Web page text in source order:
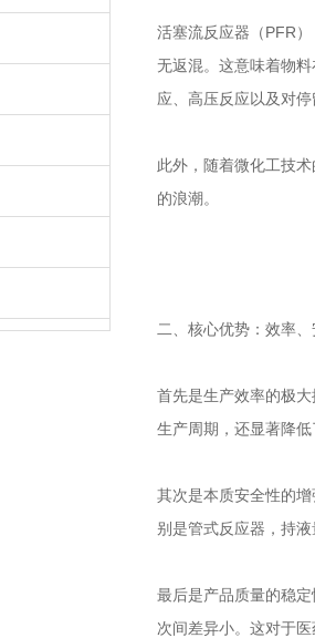
活塞流反应器（PFR
无返混。这意味着物
应、高压反应以及对
此外，随着微化工技
的浪潮。
二、核心优势：效率
首先是生产效率的极
生产周期，还显著降
其次是本质安全性的
别是管式反应器，持
最后是产品质量的稳
次间差异小。这对于